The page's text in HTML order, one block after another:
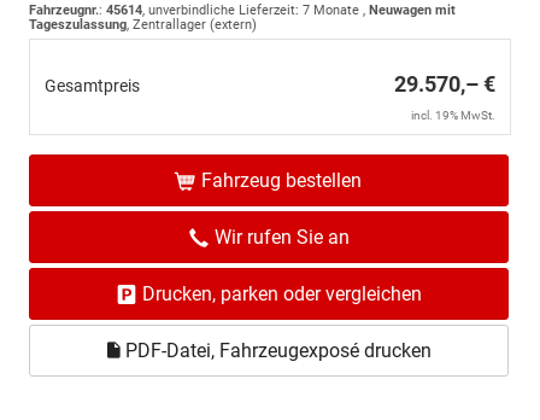
Fahrzeugnr.: 45614, unverbindliche Lieferzeit: 7 Monate , Neuwagen mit
Tageszulassung, Zentrallager (extern)
Gesamtpreis 29.570,– €
incl. 19% MwSt.
Fahrzeug bestellen
Wir rufen Sie an
Drucken, parken oder vergleichen
PDF-Datei, Fahrzeugexposé drucken